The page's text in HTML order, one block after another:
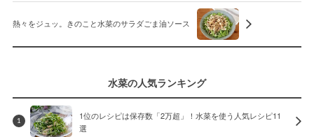
熱々をジュッ。きのこと水菜のサラダごま油ソース
水菜の人気ランキング
1
1位のレシピは保存数「2万超」！水菜を使う人気レシピ11
選